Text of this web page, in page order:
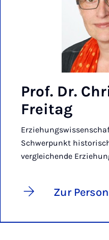
Prof. Dr.
Freitag
Schwerpunkt
vergleichende
Zur Person